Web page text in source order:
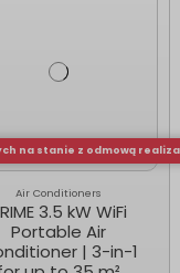
na stanie z odmową
Air Conditioners
3.5 kW WiFi
Portable Air
| 3-in-1